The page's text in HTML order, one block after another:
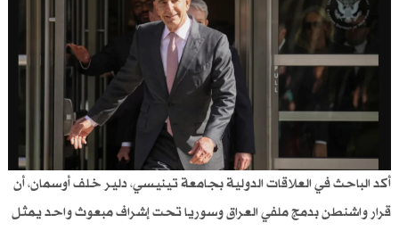
أكد الباحث في العلاقات الدولية بجامعة تينيسي، دلير خلف أوسمان، أن
قرار واشنطن بدمج ملفي العراق وسوريا تحت إشراف مبعوث واحد يمثل